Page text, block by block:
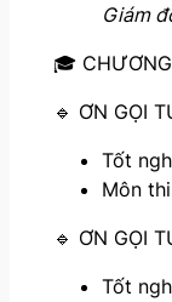
Giám
🎓
🔹 ƠN GỌI
Tốt
Môn
🔹 ƠN GỌI
Tốt